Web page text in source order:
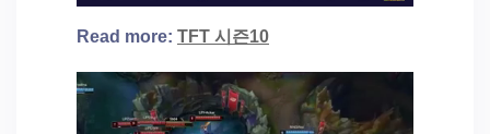
Read more: TFT 시즌10